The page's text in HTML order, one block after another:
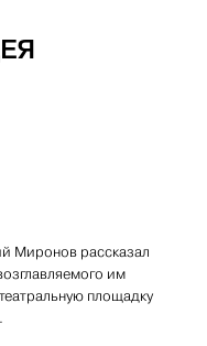
Миронов рассказал
им
площадку